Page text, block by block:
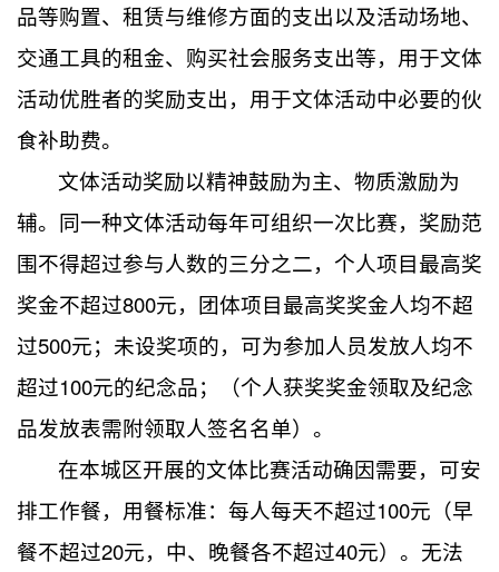
品等购置、租赁与维修方面的支出以及活动场地、
交通工具的租金、购买社会服务支出等，用于文体
活动优胜者的奖励支出，用于文体活动中必要的伙
食补助费。
文体活动奖励以精神鼓励为主、物质激励为
辅。同一种文体活动每年可组织一次比赛，奖励范
围不得超过参与人数的三分之二，个人项目最高奖
奖金不超过800元，团体项目最高奖奖金人均不超
过500元；未设奖项的，可为参加人员发放人均不
超过100元的纪念品；（个人获奖奖金领取及纪念
品发放表需附领取人签名名单）。
在本城区开展的文体比赛活动确因需要，可安
排工作餐，用餐标准：每人每天不超过100元（早
餐不超过20元，中、晚餐各不超过40元）。无法